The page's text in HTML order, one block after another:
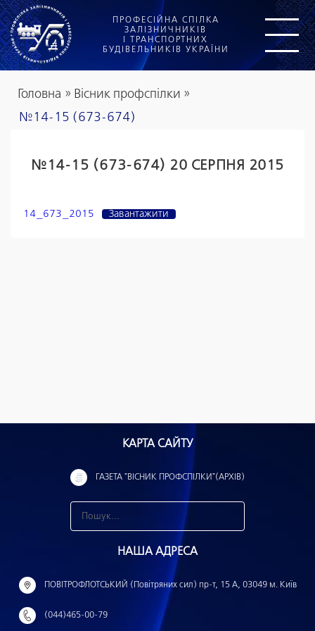
ПРОФЕСІЙНА СПІЛКА
ЗАЛІЗНИЧНИКІВ
І ТРАНСПОРТНИХ
БУДІВЕЛЬНИКІВ УКРАЇНИ
Головна » Вісник профспілки »
№14-15 (673-674)
№14-15 (673-674) 20 СЕРПНЯ 2015
14_673_2015 Завантажити
КАРТА САЙТУ
ГАЗЕТА "ВІСНИК ПРОФСПІЛКИ"(АРХІВ)
н
й
НАША АДРЕСА
ПОВІТРОФЛОТСЬКИЙ (Повітряних сил) пр-т, 15 А, 03049 м. Київ
(044)465-00-79